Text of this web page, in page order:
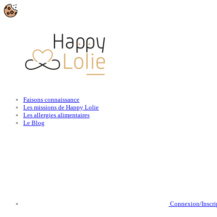
Faisons connaissance
Les missions de Happy Lolie
Les allergies alimentaires
Le Blog
Connexion/